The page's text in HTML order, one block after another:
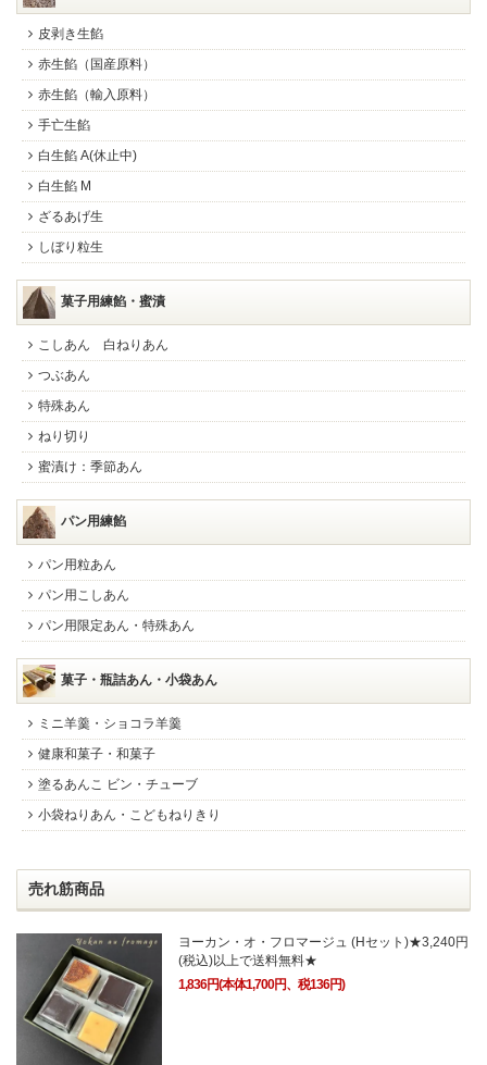
皮剥き生餡
赤生餡（国産原料）
赤生餡（輸入原料）
手亡生餡
白生餡 A(休止中)
白生餡 M
ざるあげ生
しぼり粒生
菓子用練餡・蜜漬
こしあん 白ねりあん
つぶあん
特殊あん
ねり切り
蜜漬け：季節あん
パン用練餡
パン用粒あん
パン用こしあん
パン用限定あん・特殊あん
菓子・瓶詰あん・小袋あん
ミニ羊羹・ショコラ羊羹
健康和菓子・和菓子
塗るあんこ ビン・チューブ
小袋ねりあん・こどもねりきり
売れ筋商品
ヨーカン・オ・フロマージュ (Hセット)★3,240円
(税込)以上で送料無料★
1,836円(本体1,700円、税136円)